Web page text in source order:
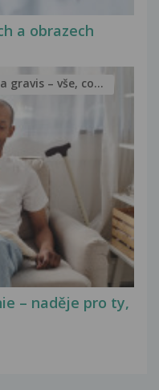
a obrazech
– naděje pro ty,
gravis – vše, co...